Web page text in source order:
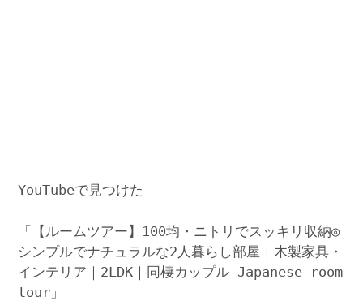
YouTubeで見つけた
「【ルームツアー】100均・ニトリでスッキリ収納◎
シンプルでナチュラルな2人暮らし部屋｜木製家具・
インテリア｜2LDK｜同棲カップル Japanese room
tour」